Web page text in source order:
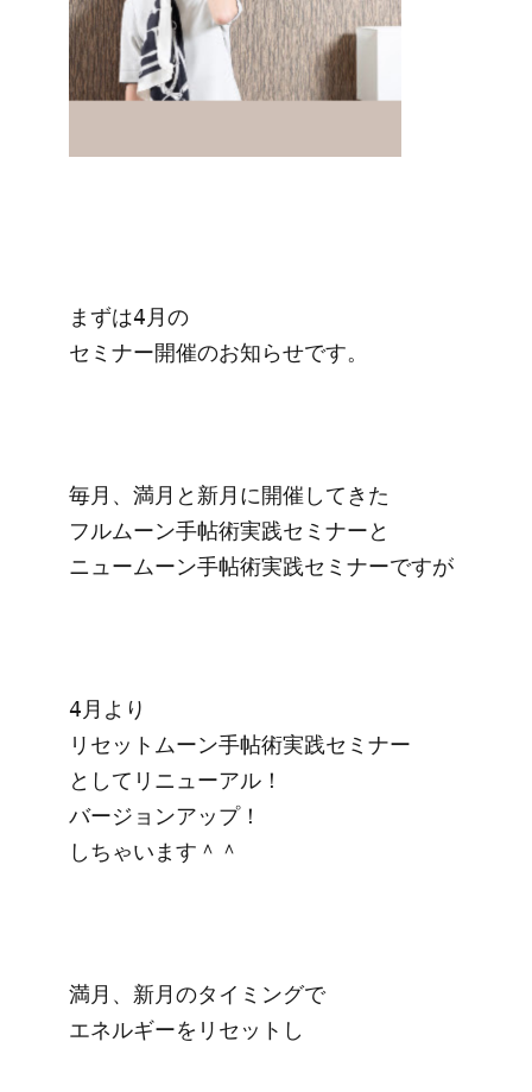
まずは4月の
セミナー開催のお知らせです。
毎月、満月と新月に開催してきた
フルムーン手帖術実践セミナーと
ニュームーン手帖術実践セミナーですが
4月より
リセットムーン手帖術実践セミナー
としてリニューアル！
バージョンアップ！
しちゃいます＾＾
満月、新月のタイミングで
エネルギーをリセットし